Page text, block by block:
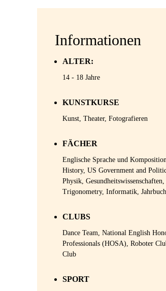
Informationen
ALTER:
14 - 18 Jahre
KUNSTKURSE
Kunst, Theater, Fotografieren
FÄCHER
Englische Sprache und
History, US Government and
Physik,
Trigonometry, Informatik,
CLUBS
Dance Team, National English
Professionals (HOSA), Roboter
Club
SPORT